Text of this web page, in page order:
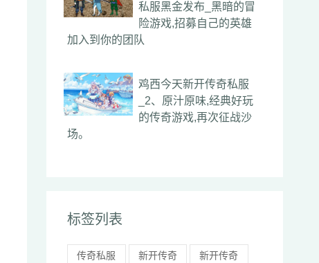
私服黑金发布_黑暗的冒
险游戏,招募自己的英雄
加入到你的团队
鸡西今天新开传奇私服
_2、原汁原味,经典好玩
的传奇游戏,再次征战沙
场。
标签列表
传奇私服
新开传奇
新开传奇